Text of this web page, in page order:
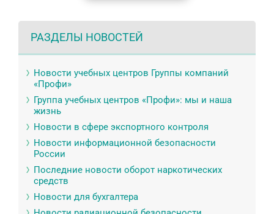
РАЗДЕЛЫ НОВОСТЕЙ
Новости учебных центров Группы компаний
«Профи»
Группа учебных центров «Профи»: мы и наша
жизнь
Новости в сфере экспортного контроля
Новости информационной безопасности
России
Последние новости оборот наркотических
средств
Новости для бухгалтера